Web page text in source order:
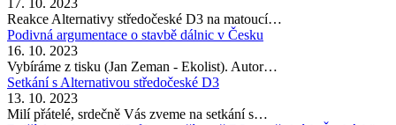
Reakce Alternativy středočeské D3 na matoucí…
Podivná argumentace o stavbě dálnic v Česku
16. 10. 2023
Vybíráme z tisku (Jan Zeman - Ekolist). Autor…
Setkání s Alternativou středočeské D3
13. 10. 2023
Milí přátelé, srdečně Vás zveme na setkání s…